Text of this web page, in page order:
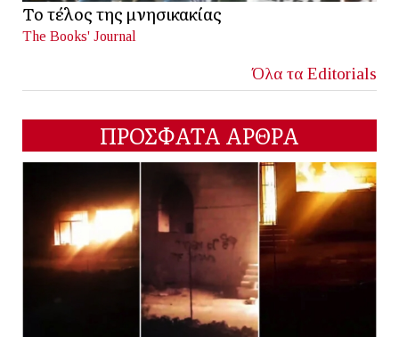
Το τέλος της μνησικακίας
The Books' Journal
Όλα τα Editorials
ΠΡΟΣΦΑΤΑ ΑΡΘΡΑ